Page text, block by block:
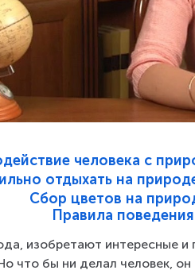
человека с
отдыхать на
Сбор цветов на
Правила
изобретают интересные
что бы ни делал человек,